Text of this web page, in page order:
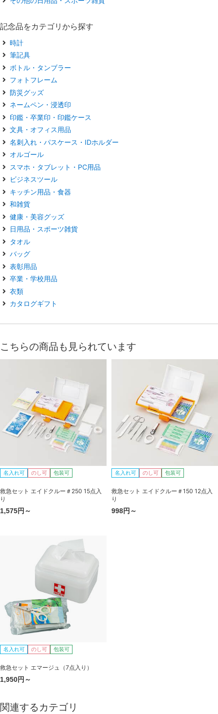
記念品をカテゴリから探す
時計
筆記具
ボトル・タンブラー
フォトフレーム
防災グッズ
ネームペン・浸透印
印鑑・卒業印・印鑑ケース
文具・オフィス用品
名刺入れ・パスケース・IDホルダー
オルゴール
スマホ・タブレット・PC用品
ビジネスツール
キッチン用品・食器
和雑貨
健康・美容グッズ
日用品・スポーツ雑貨
タオル
バッグ
表彰用品
卒業・学校用品
衣類
カタログギフト
こちらの商品も見られています
名入れ可 のし可 包装可
救急セット エイドクルー＃250 15点入
り
1,575円～
名入れ可 のし可 包装可
救急セット エイドクルー＃150 12点入
り
998円～
名入れ可 のし可 包装可
救急セット エマージュ（7点入り）
1,950円～
関連するカテゴリ